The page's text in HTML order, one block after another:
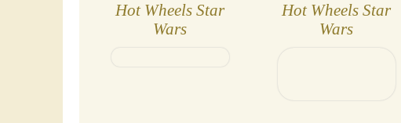
Hot Wheels Star
Wars
Hot Wheels Star
Wars